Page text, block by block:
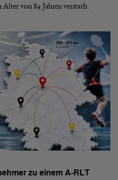
von 84 Jahren verstarb.
zu einem A-RLT